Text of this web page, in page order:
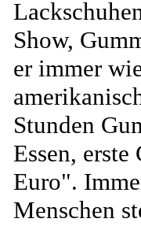
Show,
er immer
Stunden
Essen,
Euro".
Menschen